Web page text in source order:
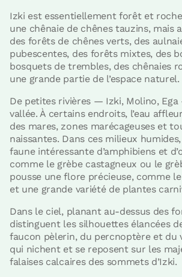
Izki est essentiellement forêt et
une chênaie de chênes tauzins, mais
des forêts de chênes verts, des
pubescentes, des forêts mixtes, des
bosquets de trembles, des chênaies
une grande partie de l’espace naturel.
De petites rivières — Izki, Molino,
vallée. À certains endroits, l’eau
des mares, zones marécageuses et
naissantes. Dans ces milieux
faune intéressante d’amphibiens et
comme le grèbe castagneux ou le
pousse une flore précieuse, comme
et une grande variété de plantes
Dans le ciel, planant au-dessus des
distinguent les silhouettes élancées
faucon pèlerin, du percnoptère et du
qui nichent et se reposent sur les
falaises calcaires des sommets d’Izki.